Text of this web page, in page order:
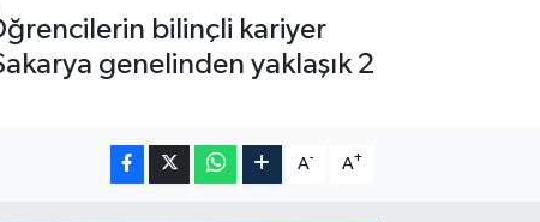
bilinçli kariyer
genelinden yaklaşık 2
A- A+